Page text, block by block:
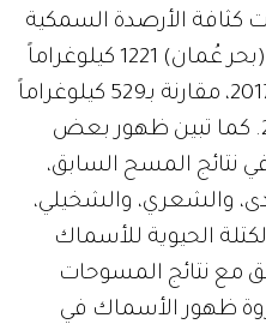
كثافة الأرصدة السمكية
في الساحل الشرقي للدولة (بحر عُمان) 1221 كيلوغراماً
في الكيلومتر المربع بنهاية 2017، مقارنة بـ529 كيلوغراماً
في الكيلومتر المربع في 2011. كما تبين ظهور بعض
في نتائج المسح السابق،
والشعري، والشخيلي،
الحيوية للأسماك
مع نتائج المسوحات
ظهور الأسماك في